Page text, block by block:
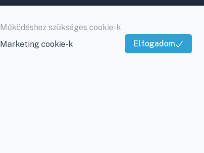
Működéshez szükséges cookie-k
Marketing cookie-k
Elfogadom